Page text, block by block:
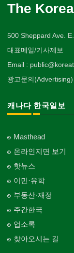
The
500 Sheppard Ave.
대표메일/기사제보
Email :
광고문의(Advertising)
캐나다 한국일보
Masthead
온라인지면 보기
핫뉴스
이민·유학
부동산·재정
주간한국
업소록
찾아오시는 길